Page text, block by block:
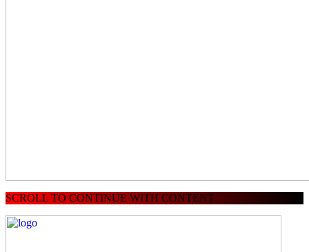
SCROLL TO CONTINUE WITH CONTENT